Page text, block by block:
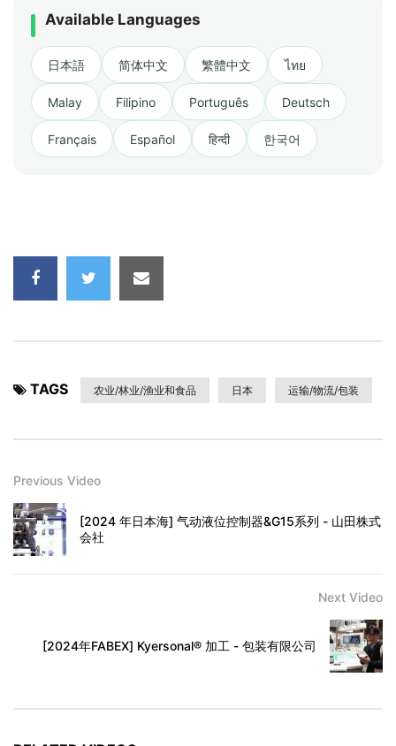
Available Languages
日本語 简体中文 繁體中文 ไทย
Malay Filipino Português Deutsch
Français Español हिन्दी 한국어
TAGS 农业/林业/渔业和食品 日本 运输/物流/包装
Previous Video
[2024 年日本海] 气动液位控制器&G15系列 - 山田株式
会社
Next Video
[2024年FABEX] Kyersonal® 加工 - 包装有限公司